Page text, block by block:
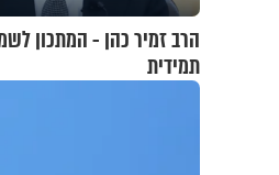
הרב זמיר כהן - המתכון
תמידית